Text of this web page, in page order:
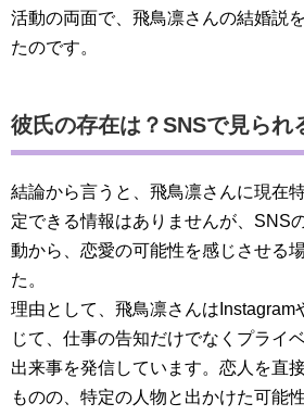
活動の両面で、飛鳥凛さんの結婚説
たのです。
彼氏の存在は？SNSで見られ
結論から言うと、飛鳥凛さんに現在
定できる情報はありませんが、SNS
動から、恋愛の可能性を感じさせる
た。
理由として、飛鳥凛さんはInstagram
じて、仕事の告知だけでなくプライ
出来事を発信しています。恋人を直
ものの、特定の人物と出かけた可能